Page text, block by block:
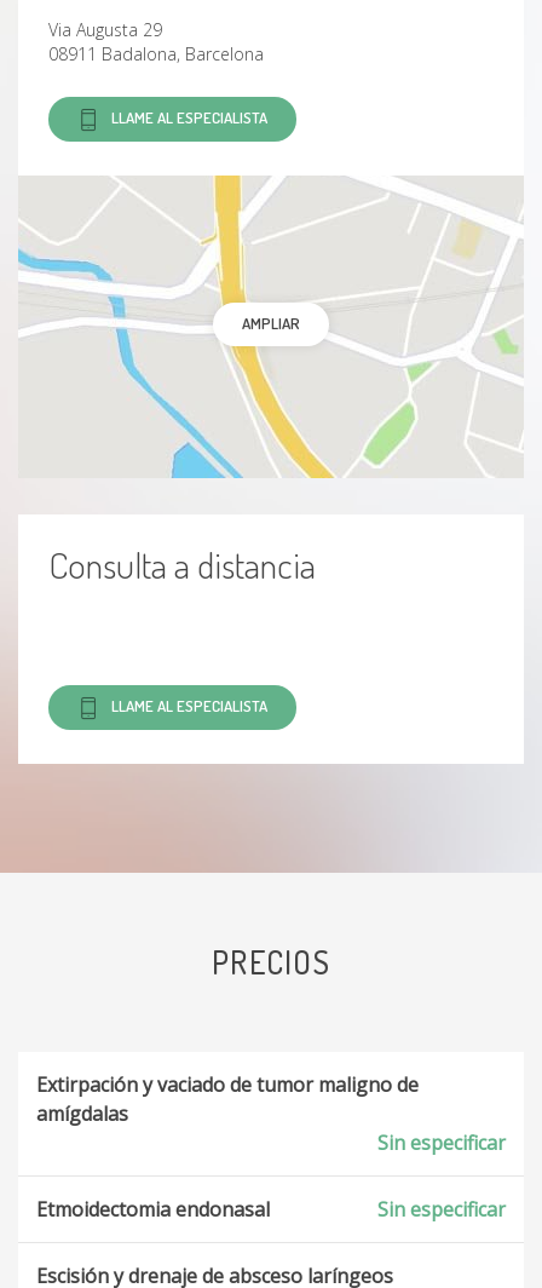
Via Augusta 29
08911 Badalona, Barcelona
LLAME AL ESPECIALISTA
AMPLIAR
Consulta a distancia
LLAME AL ESPECIALISTA
PRECIOS
Extirpación y vaciado de tumor maligno de
amígdalas
Sin especificar
Etmoidectomia endonasal Sin especificar
Escisión y drenaje de absceso laríngeos